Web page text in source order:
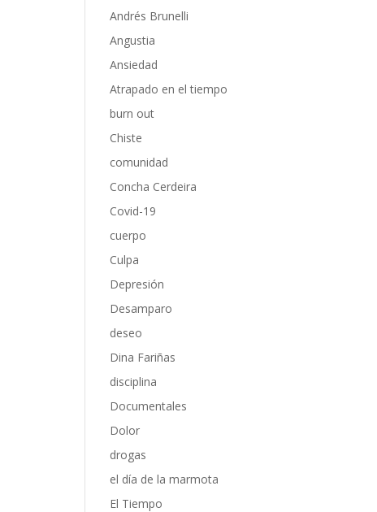
Andrés Brunelli
Angustia
Ansiedad
Atrapado en el tiempo
burn out
Chiste
comunidad
Concha Cerdeira
Covid-19
cuerpo
Culpa
Depresión
Desamparo
deseo
Dina Fariñas
disciplina
Documentales
Dolor
drogas
el día de la marmota
El Tiempo